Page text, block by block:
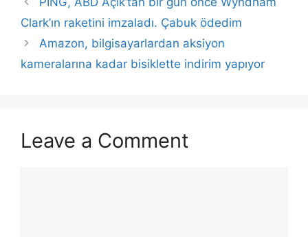
Clark’ın raketini imzaladı. Çabuk ödedim
Amazon, bilgisayarlardan aksiyon
kameralarına kadar bisiklette indirim yapıyor
Leave a Comment